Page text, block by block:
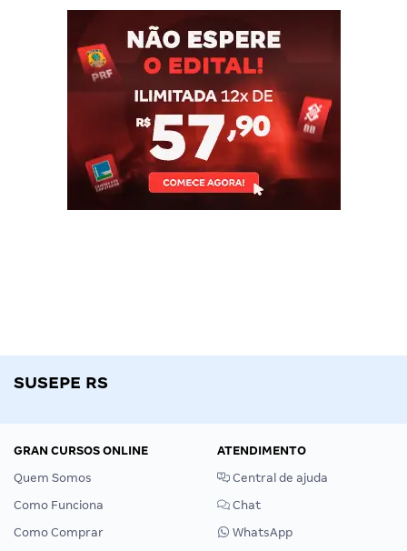
SUSEPE RS
GRAN CURSOS ONLINE
Quem Somos
Como Funciona
Como Comprar
ATENDIMENTO
Central de ajuda
Chat
WhatsApp